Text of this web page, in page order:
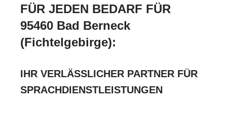
FÜR JEDEN BEDARF FÜR
95460 Bad Berneck
(Fichtelgebirge):
IHR VERLÄSSLICHER PARTNER FÜR
SPRACHDIENSTLEISTUNGEN